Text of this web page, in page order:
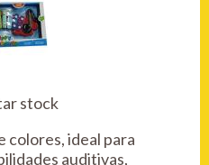
stock
colores, ideal para
auditivas,